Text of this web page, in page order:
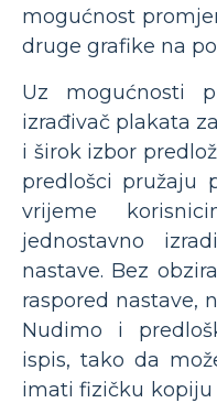
mogućnost
druge grafike na
Uz mogućnosti
izrađivač plakata
i širok izbor
predlošci pružaju
vrijeme
jednostavno
nastave. Bez
raspored nastave,
Nudimo i
ispis, tako da
imati fizičku kopiju